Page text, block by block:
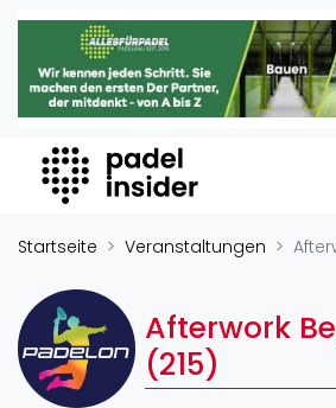
Padel Insider
Home
Organisationen
Buchungssysteme
Padel-Shops
Padelplatzbauer
Verschiedenes
Veranstaltungen
Startseite Veranstaltungen
Afterwork
(215)